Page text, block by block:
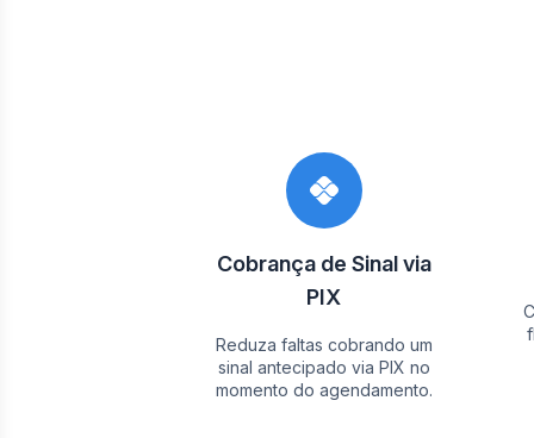
Cobrança de Sinal via
PIX
Reduza faltas cobrando um
sinal antecipado via PIX no
momento do agendamento.